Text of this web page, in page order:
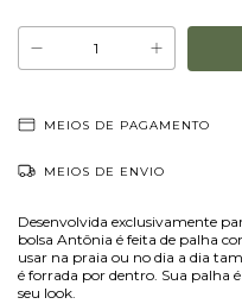
MEIOS DE PAGAMENTO
MEIOS DE ENVIO
Desenvolvida exclusivamente
bolsa Antônia é feita de palha
usar na praia ou no dia a dia
é forrada por dentro. Sua palha
seu look.